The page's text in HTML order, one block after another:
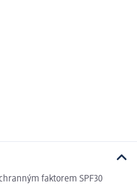
faktorem SPF30